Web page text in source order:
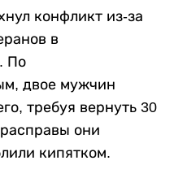
конфликт из-за
в
По
двое мужчин
требуя вернуть 30
они
кипятком.